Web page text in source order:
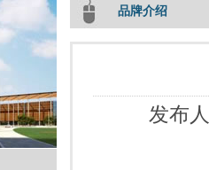
品牌介绍
发布